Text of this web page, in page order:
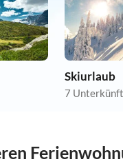
Skiurlaub
7